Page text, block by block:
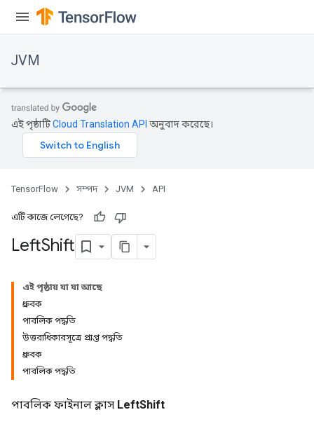
JVM
এই পৃষ্ঠাটিCloud Translation API অনুবাদ করেছে।
TensorFlow সম্পদ JVM API
এটি কাজে লেগেছে?
LeftShift
এই পৃষ্ঠায় যা যা আছে
ধ্রুবক
পাবলিক পদ্ধতি
উত্তরাধিকারসূত্রে প্রাপ্ত পদ্ধতি
ধ্রুবক
পাবলিক পদ্ধতি
পাবলিক ফাইনাল ক্লাস LeftShift